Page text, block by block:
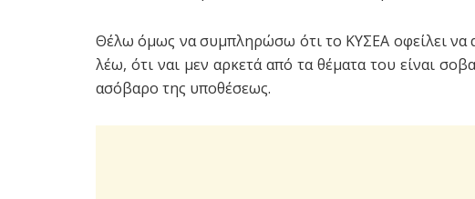
Θέλω όμως να συμπληρώσω ότι το ΚΥΣΕΑ οφείλει να
λέω, ότι ναι μεν αρκετά από τα θέματα του είναι
ασόβαρο της υποθέσεως.